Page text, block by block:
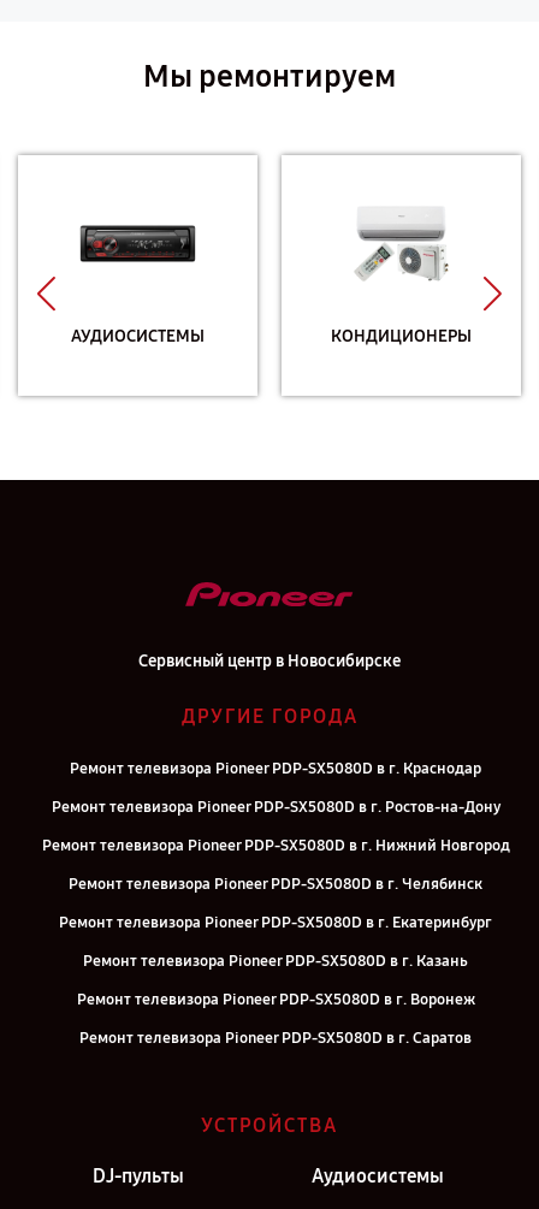
Мы ремонтируем
АУДИОСИСТЕМЫ КОНДИЦИОНЕРЫ
Сервисный центр в Новосибирске
ДРУГИЕ ГОРОДА
Ремонт телевизора Pioneer PDP-SX5080D в г. Краснодар
Ремонт телевизора Pioneer PDP-SX5080D в г. Ростов-на-Дону
Ремонт телевизора Pioneer PDP-SX5080D в г. Нижний Новгород
Ремонт телевизора Pioneer PDP-SX5080D в г. Челябинск
Ремонт телевизора Pioneer PDP-SX5080D в г. Екатеринбург
Ремонт телевизора Pioneer PDP-SX5080D в г. Казань
Ремонт телевизора Pioneer PDP-SX5080D в г. Воронеж
Ремонт телевизора Pioneer PDP-SX5080D в г. Саратов
Ремонт телевизора Pioneer PDP-SX5080D в г. Киров
Ремонт телевизора Pioneer PDP-SX5080D в г. Санкт-Петербург
УСТРОЙСТВА
DJ-пульты Аудиосистемы